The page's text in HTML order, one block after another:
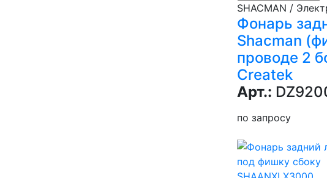
SHACMAN /
Фонарь
Shacman
проводе 2
Createk
Арт.:
по запросу